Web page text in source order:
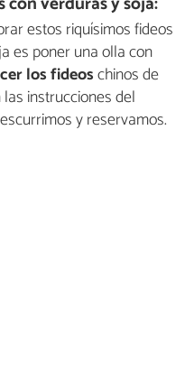
estos riquísimos fideos
es poner una olla con
los fideoschinos de
instrucciones del
y reservamos.